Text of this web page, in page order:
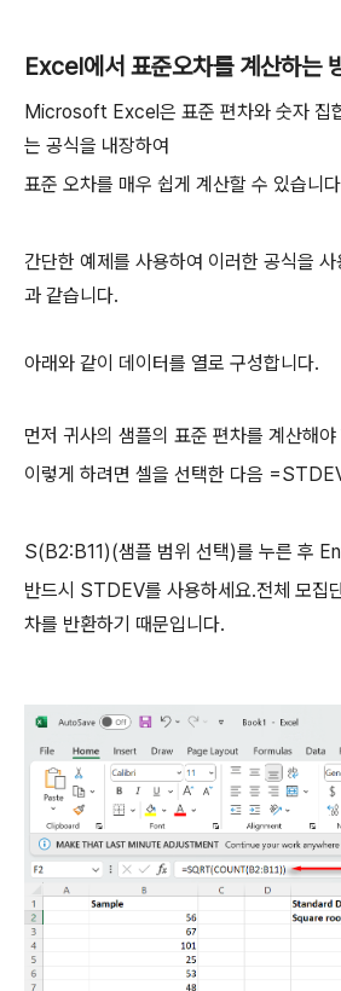
Excel에서 표준오차를 계산하는
Microsoft Excel은 표준 편차와 숫자 집
는 공식을 내장하여
표준 오차를 매우 쉽게 계산할 수 있습니
간단한 예제를 사용하여 이러한 공식을
과 같습니다.
아래와 같이 데이터를 열로 구성합니다.
먼저 귀사의 샘플의 표준 편차를 계산해야
이렇게 하려면 셀을 선택한 다음
S(B2:B11)(샘플 범위 선택)를 누른 후
반드시 STDEV를 사용하세요.전체 모집
차를 반환하기 때문입니다.